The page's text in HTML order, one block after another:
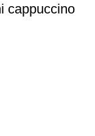
cappuccino